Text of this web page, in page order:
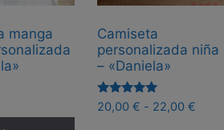
manga
Este
Camiseta
personalizada niña
– «Daniela»
Valorado
con
20,00 € - 22,00 €Rango